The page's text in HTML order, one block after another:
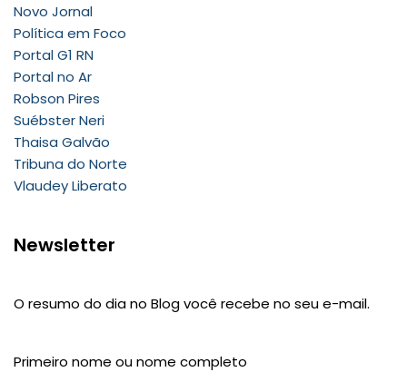
Novo Jornal
Política em Foco
Portal G1 RN
Portal no Ar
Robson Pires
Suébster Neri
Thaisa Galvão
Tribuna do Norte
Vlaudey Liberato
Newsletter
O resumo do dia no Blog você recebe no seu e-mail.
Primeiro nome ou nome completo